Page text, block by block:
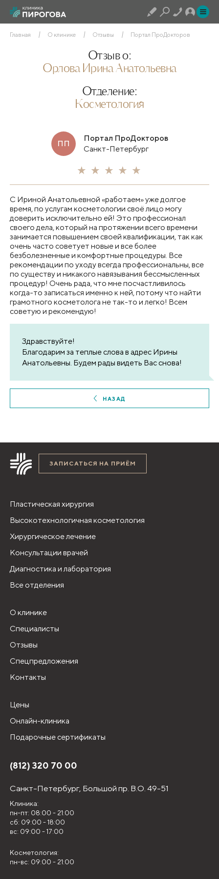
Главная О клинике Отзывы Портал ПроДокторов
Отзыв о:
Орлова Ирина Анатольевна
Отделение:
Косметология
ПП
Портал ПроДокторов
Санкт-Петербург
С Ириной Анатольевной «работаем» уже долгое
время, по услугам косметологии​ своё лицо могу
доверить исключительно ей! Это профессионал
своего дела, который на протяжении всего времени
занимается повышением своей квалификации, так как
очень часто советует новые и все более
безболезненные и комфортные процедуры. Все
рекомендации по уходу всегда профессиональны, все
по существу и никакого навязывания бессмысленных
процедур! Очень рада, что мне посчастливилось
когда-то записаться именно к ней, потому что найти
грамотного косметолога не так-то и легко! Всем
советую и рекомендую!
Здравствуйте!
Благодарим за теплые слова в адрес Ирины
Анатольевны. Будем рады видеть Вас снова!
НАЗАД
ЗАПИСАТЬСЯ НА ПРИЁМ
Пластическая хирургия
Высокотехнологичная косметология
Хирургическое лечение
Консультации врачей
Диагностика и лаборатория
Все отделения
О клинике
Специалисты
Отзывы
Спецпредложения
Контакты
Цены
Онлайн-клиника
Подарочные сертификаты
(812) 320 70 00
Санкт-Петербург, Большой пр. В.О. 49-51
Клиника:
пн-пт: 08:00 - 21:00
сб: 09:00 - 18:00
вс: 09:00 - 17:00
Косметология:
пн-вс: 09:00 - 21:00